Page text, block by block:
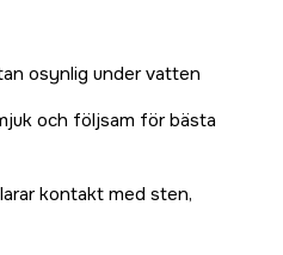
osynlig under vatten
och följsam för bästa
kontakt med sten,